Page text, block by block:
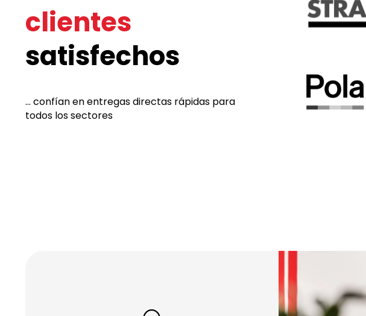
clientes
satisfechos
... confían en entregas directas rápidas para
todos los sectores